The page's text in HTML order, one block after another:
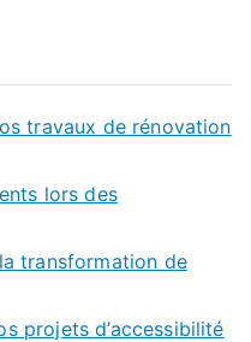
travaux de rénovation
lors des
transformation de
projets d’accessibilité